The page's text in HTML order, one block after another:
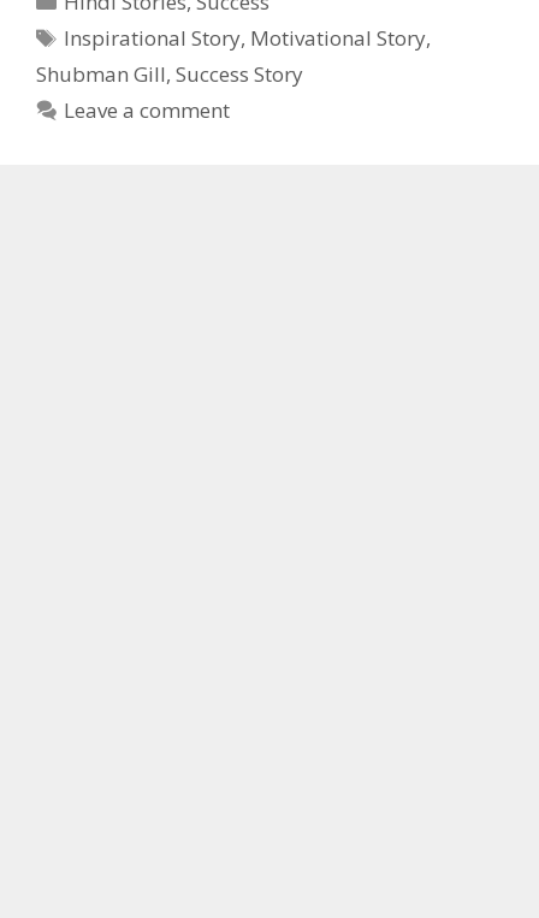
Tags
Inspirational Story, Motivational Story,
Shubman Gill, Success Story
Leave a comment